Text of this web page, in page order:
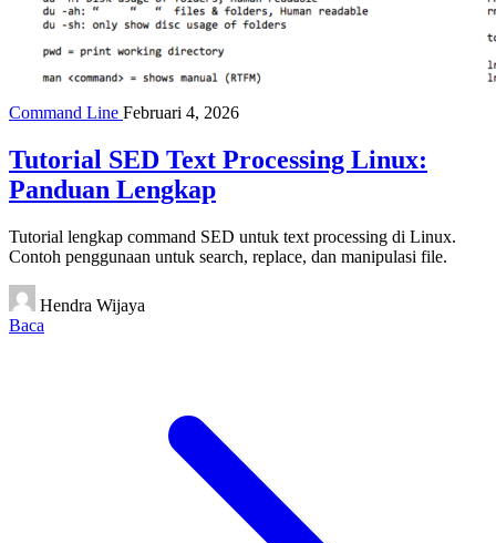
Command Line Februari 4, 2026
Tutorial SED Text Processing Linux:
Panduan Lengkap
Tutorial lengkap command SED untuk text processing di Linux.
Contoh penggunaan untuk search, replace, dan manipulasi file.
Hendra Wijaya
Baca